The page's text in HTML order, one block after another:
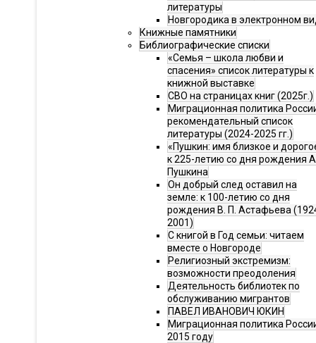
литературы
Новгородика в электронном
Книжные памятники
Библиографические списки
«Семья – школа любви и
спасения» список литературы к
книжной выставке
СВО на страницах книг (2025г.)
Миграционная политика
рекомендательный список
литературы (2024-2025 гг.)
«Пушкин: имя близкое и
к 225-летию со дня рождения
Пушкина
Он добрый след оставил на
земле: к 100-летию со дня
рождения В. П. Астафьева
2001)
С книгой в Год семьи: читаем
вместе о Новгороде
Религиозный экстремизм:
возможности преодоления
Деятельность библиотек по
обслуживанию мигрантов
ПАВЕЛ ИВАНОВИЧ ЮКИН
Миграционная политика
2015 году